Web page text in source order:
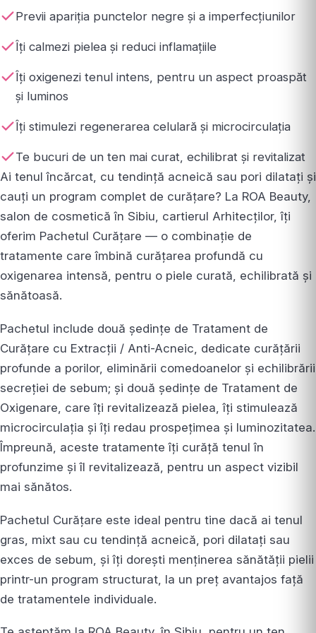
Previi apariția punctelor negre și a imperfecțiunilor
Îți calmezi pielea și reduci inflamațiile
Îți oxigenezi tenul intens, pentru un aspect proaspăt
și luminos
Îți stimulezi regenerarea celulară și microcirculația
Te bucuri de un ten mai curat, echilibrat și revitalizat
Ai tenul încărcat, cu tendință acneică sau pori dilatați și
cauți un program complet de curățare? La ROA Beauty,
salon de cosmetică în Sibiu, cartierul Arhitecților, îți
oferim Pachetul Curățare — o combinație de
tratamente care îmbină curățarea profundă cu
oxigenarea intensă, pentru o piele curată, echilibrată și
sănătoasă.
Pachetul include două ședințe de Tratament de
Curățare cu Extracții / Anti-Acneic, dedicate curățării
profunde a porilor, eliminării comedoanelor și echilibrării
secreției de sebum; și două ședințe de Tratament de
Oxigenare, care îți revitalizează pielea, îți stimulează
microcirculația și îți redau prospețimea și luminozitatea.
Împreună, aceste tratamente îți curăță tenul în
profunzime și îl revitalizează, pentru un aspect vizibil
mai sănătos.
Pachetul Curățare este ideal pentru tine dacă ai tenul
gras, mixt sau cu tendință acneică, pori dilatați sau
exces de sebum, și îți dorești menținerea sănătății pielii
printr-un program structurat, la un preț avantajos față
de tratamentele individuale.